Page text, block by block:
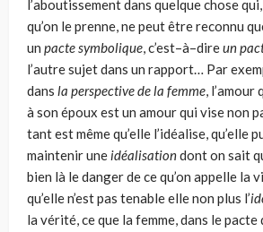
l’aboutissement dans quelque chose
qu’on le prenne, ne peut être recon­nu
un pacte symbolique, c’est–à–direun
l’autre sujet dans un rapport… Par
dans la perspecti­ve de la femme, l’amour
à son époux est un amour qui vise non
tant est même qu’elle l’idéalise, qu’elle
maintenir uneidéalisationdont on sait
bien là le dan­ger de ce qu’on appelle la
qu’elle n’est pas tenable elle non plus l’id
la vérité, ce que la femme, dans le